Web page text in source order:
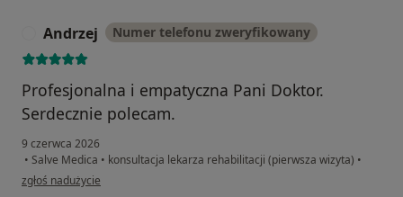
Andrzej Numer telefonu zweryfikowany
Profesjonalna i empatyczna Pani Doktor.
Serdecznie polecam.
9 czerwca 2026
• Salve Medica • konsultacja lekarza rehabilitacji (pierwsza wizyta) •
w opinii użytkownika Andrzej
zgłoś nadużycie